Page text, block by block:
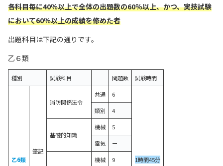
各科目毎に40％以上で全体の出題数の60％以上、かつ、実技試験
において60％以上の成績を修めた者
出題科目は下記の通りです。
乙６類
種別 試験科目 問題数 試験時間
乙6類
筆記
消防関係法令
共通 6
1時間45分
類別 4
基礎的知識
機械 5
電気 ー
機械 9